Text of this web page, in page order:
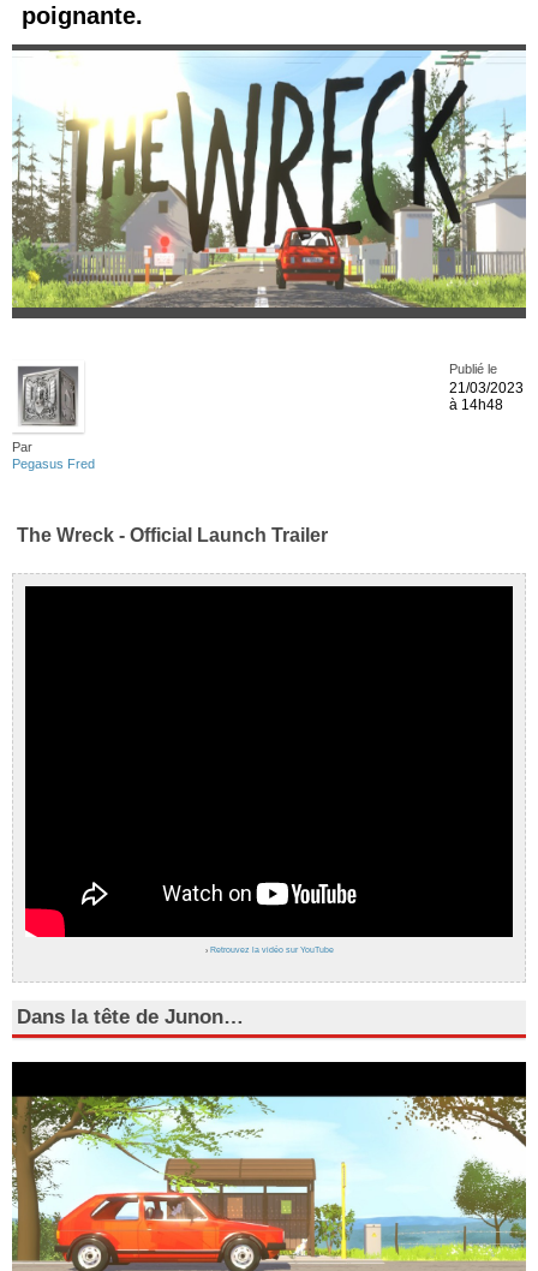
poignante.
Par
Pegasus Fred
Publié le
21/03/2023
à 14h48
The Wreck - Official Launch Trailer
› Retrouvez la vidéo sur YouTube
Dans la tête de Junon…